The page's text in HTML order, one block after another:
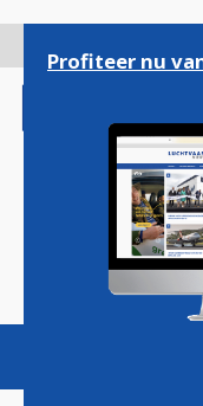
gaan
Magazine
Profiteer nu